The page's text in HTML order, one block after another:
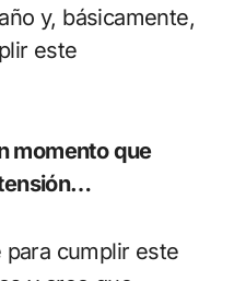
y, básicamente,
este
momento que
para cumplir este